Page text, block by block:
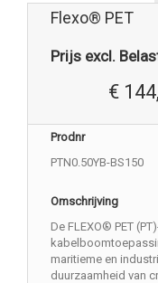
Flexo® PET
Prijs excl.
€
Prodnr
PTN0.50YB-BS150
Omschrijving
De FLEXO® PET
maritieme en
duurzaamheid van